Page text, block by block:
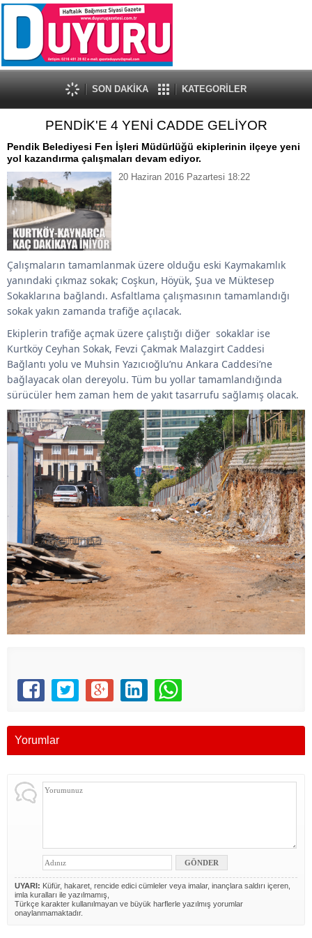
SON DAKİKA KATEGORİLER
PENDİK'E 4 YENİ CADDE GELİYOR
Pendik Belediyesi Fen İşleri Müdürlüğü ekiplerinin ilçeye yeni
yol kazandırma çalışmaları devam ediyor.
20 Haziran 2016 Pazartesi 18:22
Çalışmaların tamamlanmak üzere olduğu eski Kaymakamlık
yanındaki çıkmaz sokak; Coşkun, Höyük, Şua ve Müktesep
Sokaklarına bağlandı. Asfaltlama çalışmasının tamamlandığı
sokak yakın zamanda trafiğe açılacak.
Ekiplerin trafiğe açmak üzere çalıştığı diğer sokaklar ise
Kurtköy Ceyhan Sokak, Fevzi Çakmak Malazgirt Caddesi
Bağlantı yolu ve Muhsin Yazıcıoğlu’nu Ankara Caddesi’ne
bağlayacak olan dereyolu. Tüm bu yollar tamamlandığında
sürücüler hem zaman hem de yakıt tasarrufu sağlamış olacak.
Yorumlar
UYARI: Küfür, hakaret, rencide edici cümleler veya imalar, inançlara saldırı içeren,
imla kuralları ile yazılmamış,
Türkçe karakter kullanılmayan ve büyük harflerle yazılmış yorumlar
onaylanmamaktadır.